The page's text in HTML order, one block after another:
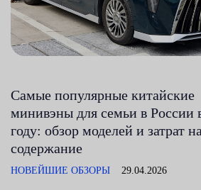
Самые популярные китайские
минивэны для семьи в России
году: обзор моделей и затрат на
содержание
НОВЕЙШИЕ ОБЗОРЫ 29.04.2026